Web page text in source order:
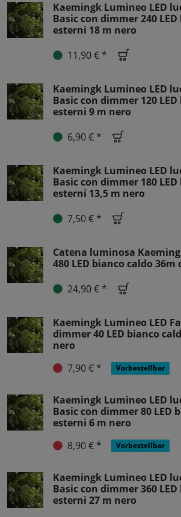
Kaemingk Lumineo LED
Basic con dimmer 240
esterni 18 m nero
11,90 € *
Kaemingk Lumineo LED
Basic con dimmer 120
esterni 9 m nero
6,90 € *
Kaemingk Lumineo LED
Basic con dimmer 180
esterni 13,5 m nero
7,50 € *
Catena luminosa
480 LED bianco caldo
24,90 € *
Kaemingk Lumineo LED
dimmer 40 LED bianco
nero
7,90 € *
Vorbestellbar
Kaemingk Lumineo LED
Basic con dimmer 80 LED
esterni 6 m nero
8,90 € *
Vorbestellbar
Kaemingk Lumineo LED
Basic con dimmer 360
esterni 27 m nero